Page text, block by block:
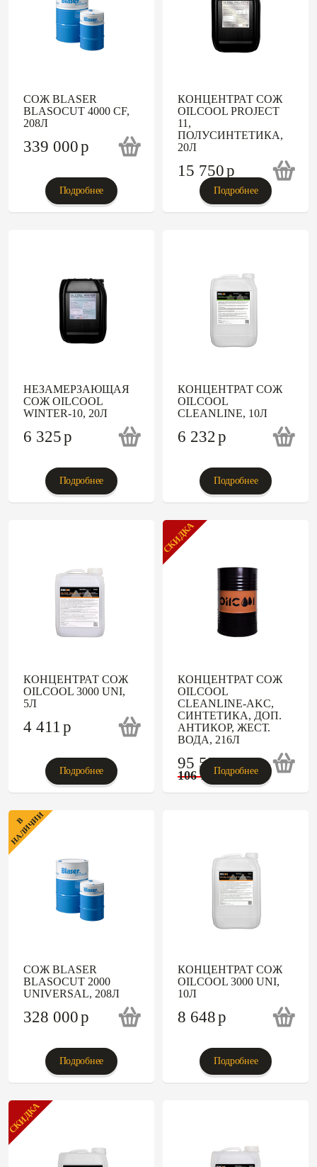
СОЖ BLASER
BLASOCUT 4000 CF,
208Л
339 000p
Подробнее
КОНЦЕНТРАТ СОЖ
OILCOOL PROJECT
11,
ПОЛУСИНТЕТИКА,
20Л
15 750p
Подробнее
НЕЗАМЕРЗАЮЩАЯ
СОЖ OILCOOL
WINTER-10, 20Л
6 325p
Подробнее
КОНЦЕНТРАТ СОЖ
OILCOOL
CLEANLINE, 10Л
6 232p
Подробнее
КОНЦЕНТРАТ СОЖ
OILCOOL 3000 UNI,
5Л
4 411p
Подробнее
СКИДКА
КОНЦЕНТРАТ СОЖ
OILCOOL
CLEANLINE-AKC,
СИНТЕТИКА, ДОП.
АНТИКОР, ЖЕСТ.
ВОДА, 216Л
95 526p
106 140p
Подробнее
В
НАЛИЧИИ
СОЖ BLASER
BLASOCUT 2000
UNIVERSAL, 208Л
328 000p
Подробнее
КОНЦЕНТРАТ СОЖ
OILCOOL 3000 UNI,
10Л
8 648p
Подробнее
СКИДКА